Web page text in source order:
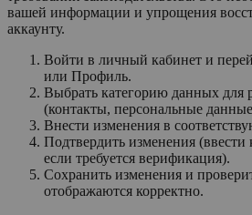
вашей информации и упрощения
аккаунту.
Войти в личный кабинет и
или Профиль.
Выбрать категорию данных для
(контакты, персональные
Внести изменения в
Подтвердить изменения
если требуется верификация).
Сохранить изменения и
отображаются корректно.